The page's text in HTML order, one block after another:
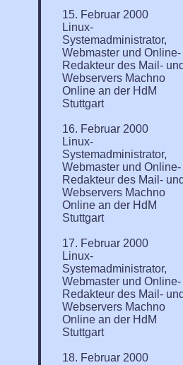
15. Februar 2000
Linux-
Systemadministrator,
Webmaster und Online-
Redakteur des Mail-
Webservers Machno
Online an der HdM
Stuttgart
16. Februar 2000
Linux-
Systemadministrator,
Webmaster und Online-
Redakteur des Mail-
Webservers Machno
Online an der HdM
Stuttgart
17. Februar 2000
Linux-
Systemadministrator,
Webmaster und Online-
Redakteur des Mail-
Webservers Machno
Online an der HdM
Stuttgart
18. Februar 2000